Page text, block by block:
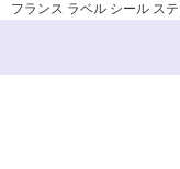
フランス ラベル シール ス
お店 | かわいい雑貨 | 蚤の